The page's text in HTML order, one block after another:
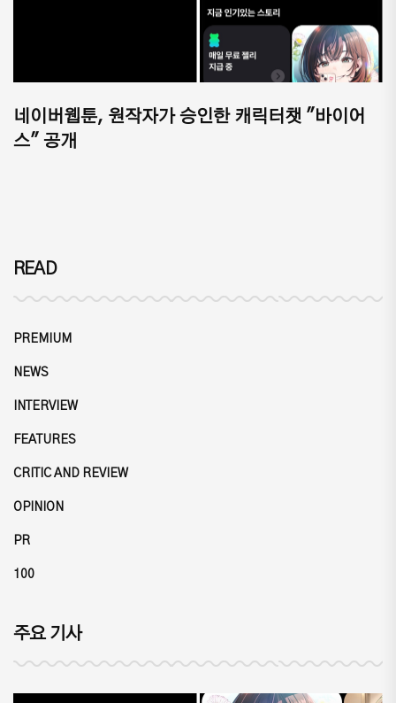
네이버웹툰, 원작자가 승인한 캐릭터챗 "바이어
스" 공개
READ
PREMIUM
NEWS
INTERVIEW
FEATURES
CRITIC AND REVIEW
OPINION
PR
100
주요 기사